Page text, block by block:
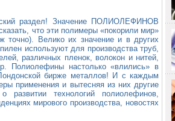
раздел! Значение ПОЛИОЛЕФИНОВ
что эти полимеры «покорили мир»
точно). Велико их значение и в других
используют для производства труб,
различных пленок, волокон и нитей,
Полиолефины настолько «влились» в
бирже металлов! И с каждым
применения и вытесняя из них другие
технологий полиолефинов,
мирового производства, новостях